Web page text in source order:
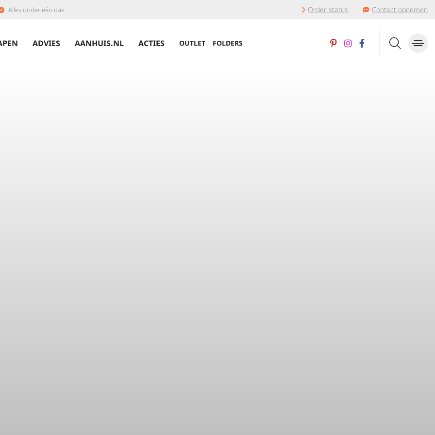
Alles onder één dak Order status Contact opnemen
ADVIES AANHUIS.NL ACTIES OUTLET FOLDERS